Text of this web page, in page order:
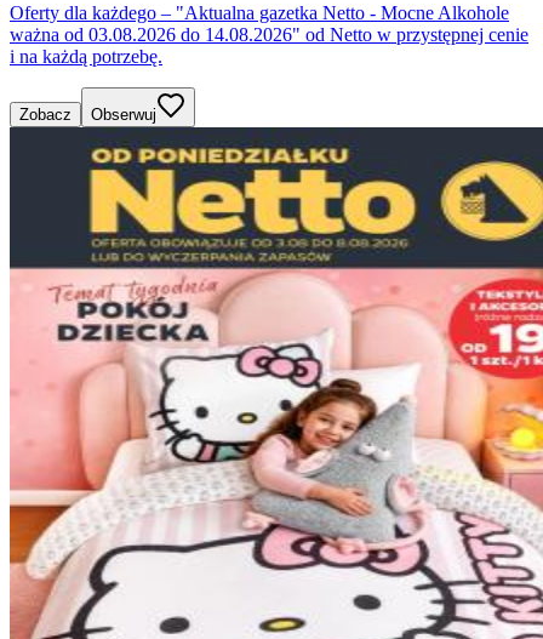
Oferty dla każdego – "Aktualna gazetka Netto - Mocne Alkohole
ważna od 03.08.2026 do 14.08.2026" od Netto w przystępnej cenie
i na każdą potrzebę.
Zobacz Obserwuj